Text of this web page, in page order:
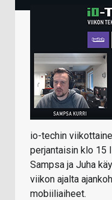
io-techin
perjantaisin klo 15
Sampsa ja Juha
viikon ajalta
mobiiliaiheet.